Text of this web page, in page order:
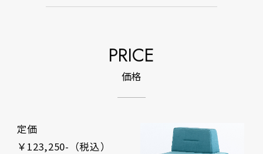
PRICE
価格
定価
￥123,250-（税込）